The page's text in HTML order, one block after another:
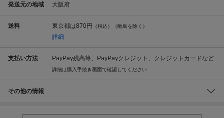
発送元の地域 大阪府
送料 東京都は870円 （税込）（離島を除く）
詳細
支払い方法 PayPay残高等、PayPayクレジット、クレジットカードなど
詳細は購入手続き画面で確認してください
その他の情報